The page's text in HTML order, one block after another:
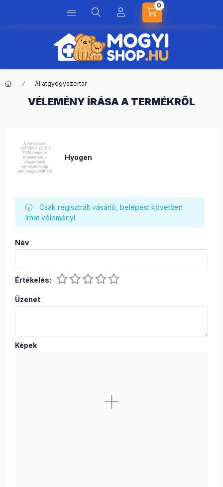
0
Állatgyógyszertár
VÉLEMÉNY ÍRÁSA A TERMÉKRŐL
Hyogen
Csak regisztrált vásárló, belépést követően
írhat véleményt
Név
Értékelés:
Üzenet
Képek